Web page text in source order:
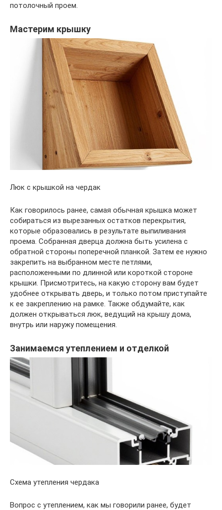
потолочный проем.
Мастерим крышку
Люк с крышкой на чердак
Как говорилось ранее, самая обычная крышка может
собираться из вырезанных остатков перекрытия,
которые образовались в результате выпиливания
проема. Собранная дверца должна быть усилена с
обратной стороны поперечной планкой. Затем ее нужно
закрепить на выбранном месте петлями,
расположенными по длинной или короткой стороне
крышки. Присмотритесь, на какую сторону вам будет
удобнее открывать дверь, и только потом приступайте
к ее закреплению на рамке. Также обдумайте, как
должен открываться люк, ведущий на крышу дома,
внутрь или наружу помещения.
Занимаемся утеплением и отделкой
Схема утепления чердака
Вопрос с утеплением, как мы говорили ранее, будет